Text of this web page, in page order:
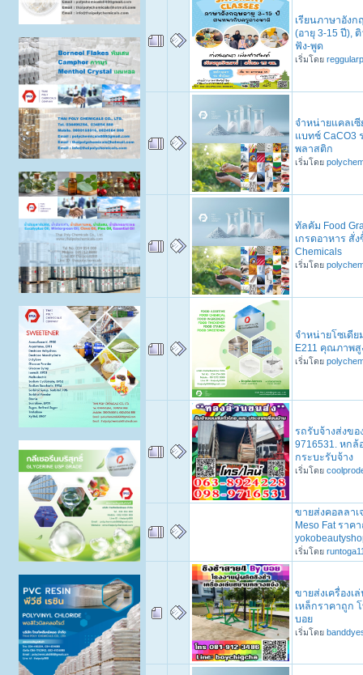
เรียนภาษาอัง
(อายุ 3-15 ปี),
ฟัง-พูด
เริ่มโดย
จำหน่ายแคลเซี
แบทช์ CaCO3
พลาสติก
เริ่มโดย
ทัลคัม Food
เกรดอาหาร สั่
Chemicals
เริ่มโดย
จำหน่ายโซเดีย
E211 คุณภาพสู
เริ่มโดย
รถรับจ้างส่งขอ
9716531. หกล้
กระบะรับจ้าง
เริ่มโดย
ขายส่งคอลลา
Meso Fat ราค
เริ่มโดย
ขายส่งเครื่องเ
เหล็กราคาถูก
บอย
เริ่มโดย